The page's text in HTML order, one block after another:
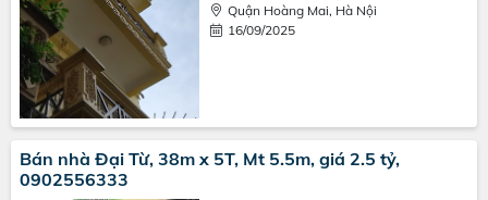
Quận Hoàng Mai, Hà Nội
16/09/2025
Bán nhà Đại Từ, 38m x 5T, Mt 5.5m, giá 2.5 tỷ,
0902556333